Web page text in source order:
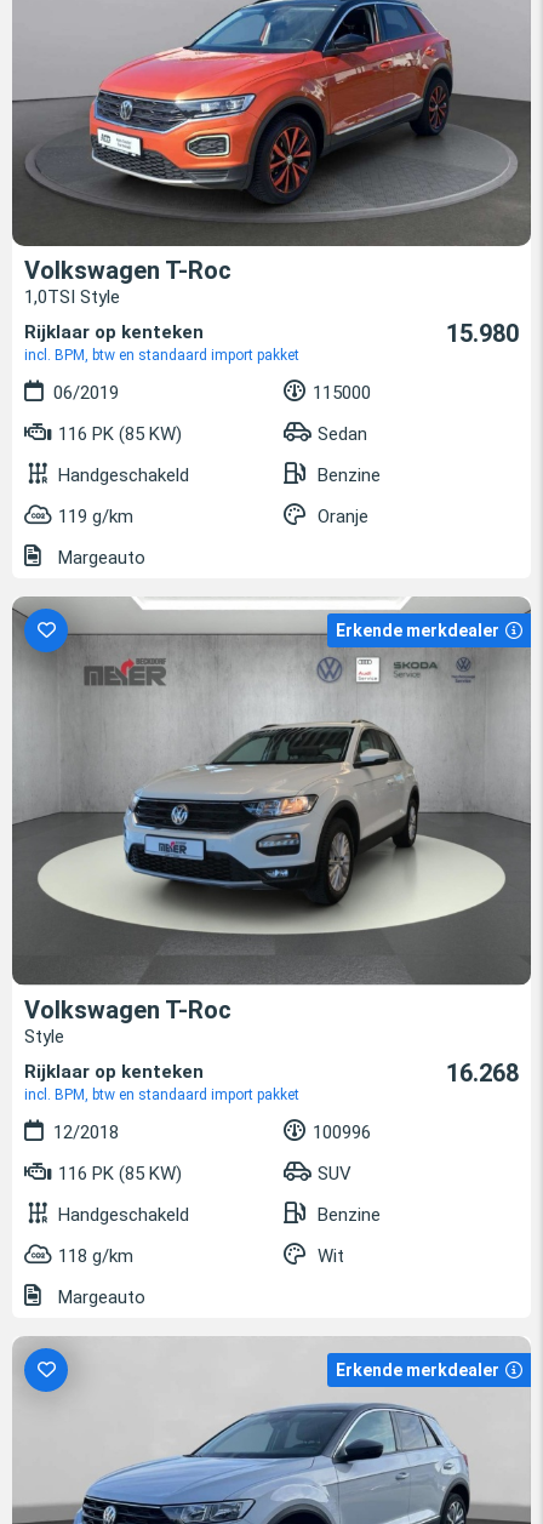
Volkswagen T-Roc
1,0TSI Style
Rijklaar op kenteken
incl. BPM, btw en standaard import pakket
15.980
06/2019
115000
116 PK (85 KW)
Sedan
Handgeschakeld
Benzine
119 g/km
Oranje
Margeauto
Erkende merkdealer
Volkswagen T-Roc
Style
Rijklaar op kenteken
incl. BPM, btw en standaard import pakket
16.268
12/2018
100996
116 PK (85 KW)
SUV
Handgeschakeld
Benzine
118 g/km
Wit
Margeauto
Erkende merkdealer